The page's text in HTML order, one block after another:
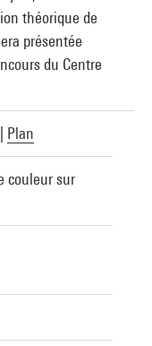
théorique de
présentée
du Centre
Plan
couleur sur